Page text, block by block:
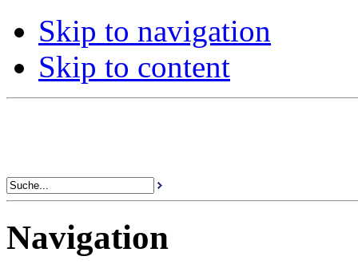
Skip to navigation
Skip to content
Navigation